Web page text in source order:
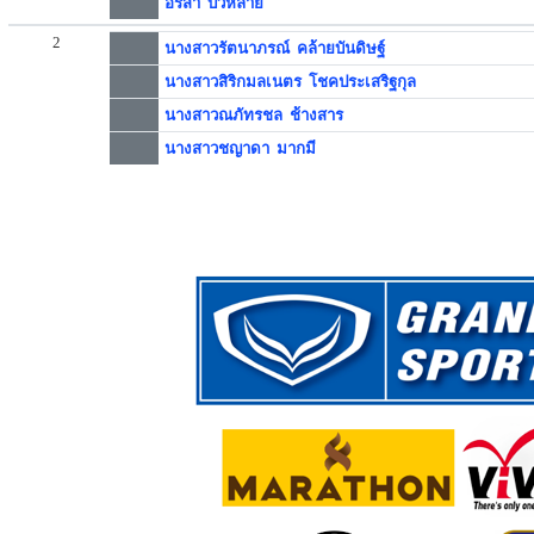
2
นางสาวรัตนาภรณ์ คล้ายบันดิษฐ์
นางสาวสิริกมลเนตร โชคประเสริฐกุล
นางสาวณภัทรชล ช้างสาร
นางสาวชญาดา มากมี